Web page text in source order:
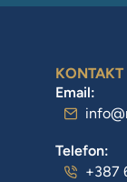
KONTAKT
Email:
Telefon:
+387